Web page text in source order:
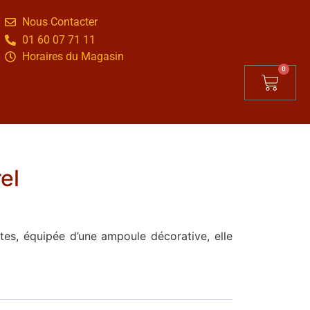
Nous Contacter
01 60 07 71 11
Horaires du Magasin
0
équipée d’une ampoule décorative, elle